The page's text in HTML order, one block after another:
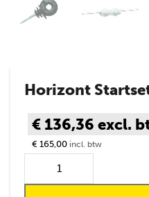
Horizont
€ 136,36 excl.
€ 165,00 incl. btw